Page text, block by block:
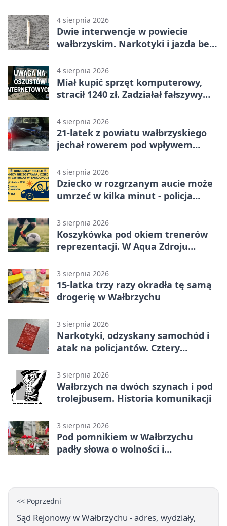
4 sierpnia 2026
Dwie interwencje w powiecie
wałbrzyskim. Narkotyki i jazda bez
4 sierpnia 2026
Miał kupić sprzęt komputerowy,
stracił 1240 zł. Zadziałał fałszywy
4 sierpnia 2026
21-latek z powiatu wałbrzyskiego
jechał rowerem pod wpływem
4 sierpnia 2026
Dziecko w rozgrzanym aucie może
umrzeć w kilka minut - policja
3 sierpnia 2026
Koszykówka pod okiem trenerów
reprezentacji. W Aqua Zdroju
3 sierpnia 2026
15-latka trzy razy okradła tę samą
drogerię w Wałbrzychu
3 sierpnia 2026
Narkotyki, odzyskany samochód i
atak na policjantów. Cztery
3 sierpnia 2026
Wałbrzych na dwóch szynach i pod
trolejbusem. Historia komunikacji
3 sierpnia 2026
Pod pomnikiem w Wałbrzychu
padły słowa o wolności i
<< Poprzedni
Sąd Rejonowy w Wałbrzychu - adres, wydziały,